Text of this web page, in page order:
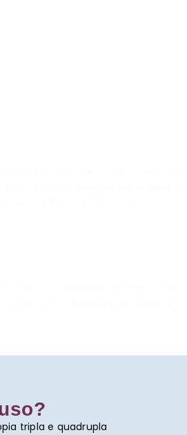
tripla e quadrupla